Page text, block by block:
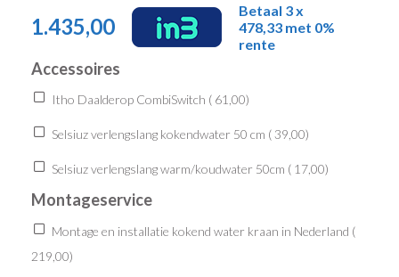
1.435,00
Betaal 3 x
478,33 met 0%
rente
Accessoires
Itho Daalderop CombiSwitch ( 61,00)
Selsiuz verlengslang kokendwater 50 cm (39,00)
Selsiuz verlengslang warm/koudwater 50cm ( 17,00)
Montageservice
Montage en installatie kokend water kraan in Nederland (
219,00)